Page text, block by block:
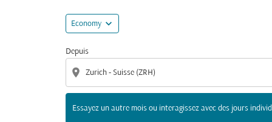
Economy expand_more
Depuis
location_on
Essayez un autre mois ou interagissez avec des jours